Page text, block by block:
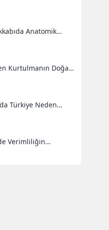
Anatomik
Kurtulmanın Doğal
Türkiye Neden
Verimliliğin